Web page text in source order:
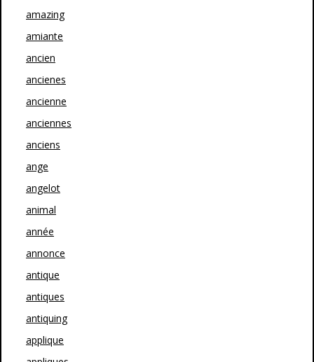
amazing
amiante
ancien
ancienes
ancienne
anciennes
anciens
ange
angelot
animal
année
annonce
antique
antiques
antiquing
applique